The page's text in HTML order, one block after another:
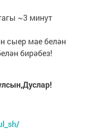
~3 минут
сыер мае белән
бирәбез!